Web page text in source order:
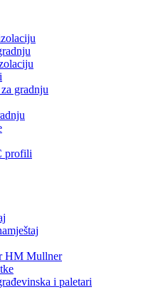
gradnju
profili
HM Mullner
i paletari